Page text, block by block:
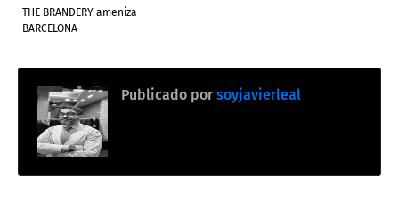
THE BRANDERY ameniza
BARCELONA
Publicado por soyjavierleal